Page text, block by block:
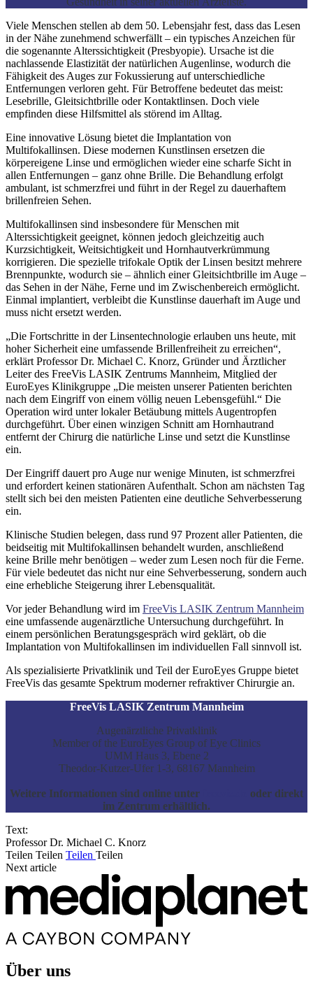
Viele Menschen stellen ab dem 50. Lebensjahr fest, dass das Lesen
in der Nähe zunehmend schwerfällt – ein typisches Anzeichen für
die sogenannte Alterssichtigkeit (Presbyopie). Ursache ist die
nachlassende Elastizität der natürlichen Augenlinse, wodurch die
Fähigkeit des Auges zur Fokussierung auf unterschiedliche
Entfernungen verloren geht. Für Betroffene bedeutet das meist:
Lesebrille, Gleitsichtbrille oder Kontaktlinsen. Doch viele
empfinden diese Hilfsmittel als störend im Alltag.
Eine innovative Lösung bietet die Implantation von
Multifokallinsen. Diese modernen Kunstlinsen ersetzen die
körpereigene Linse und ermöglichen wieder eine scharfe Sicht in
allen Entfernungen – ganz ohne Brille. Die Behandlung erfolgt
ambulant, ist schmerzfrei und führt in der Regel zu dauerhaftem
brillenfreien Sehen.
Multifokallinsen sind insbesondere für Menschen mit
Alterssichtigkeit geeignet, können jedoch gleichzeitig auch
Kurzsichtigkeit, Weitsichtigkeit und Hornhautverkrümmung
korrigieren. Die spezielle trifokale Optik der Linsen besitzt mehrere
Brennpunkte, wodurch sie – ähnlich einer Gleitsichtbrille im Auge –
das Sehen in der Nähe, Ferne und im Zwischenbereich ermöglicht.
Einmal implantiert, verbleibt die Kunstlinse dauerhaft im Auge und
muss nicht ersetzt werden.
„Die Fortschritte in der Linsentechnologie erlauben uns heute, mit
hoher Sicherheit eine umfassende Brillenfreiheit zu erreichen“,
erklärt Professor Dr. Michael C. Knorz, Gründer und Ärztlicher
Leiter des FreeVis LASIK Zentrums Mannheim, Mitglied der
EuroEyes Klinikgruppe „Die meisten unserer Patienten berichten
nach dem Eingriff von einem völlig neuen Lebensgefühl.“ Die
Operation wird unter lokaler Betäubung mittels Augentropfen
durchgeführt. Über einen winzigen Schnitt am Hornhautrand
entfernt der Chirurg die natürliche Linse und setzt die Kunstlinse
ein.
Der Eingriff dauert pro Auge nur wenige Minuten, ist schmerzfrei
und erfordert keinen stationären Aufenthalt. Schon am nächsten Tag
stellt sich bei den meisten Patienten eine deutliche Sehverbesserung
ein.
Klinische Studien belegen, dass rund 97 Prozent aller Patienten, die
beidseitig mit Multifokallinsen behandelt wurden, anschließend
keine Brille mehr benötigen – weder zum Lesen noch für die Ferne.
Für viele bedeutet das nicht nur eine Sehverbesserung, sondern auch
eine erhebliche Steigerung ihrer Lebensqualität.
Vor jeder Behandlung wird im FreeVis LASIK Zentrum Mannheim
eine umfassende augenärztliche Untersuchung durchgeführt. In
einem persönlichen Beratungsgespräch wird geklärt, ob die
Implantation von Multifokallinsen im individuellen Fall sinnvoll ist.
Als spezialisierte Privatklinik und Teil der EuroEyes Gruppe bietet
FreeVis das gesamte Spektrum moderner refraktiver Chirurgie an.
FreeVis LASIK Zentrum Mannheim
Augenärztliche Privatklinik
Member of the EuroEyes Group of Eye Clinics
UMM Haus 3, Ebene 2
Theodor-Kutzer-Ufer 1-3, 68167 Mannheim
Weitere Informationen sind online unter
oder direkt
im Zentrum erhältlich.
Text:
Professor Dr. Michael C. Knorz
Teilen Teilen Teilen Teilen
Next article
Über uns